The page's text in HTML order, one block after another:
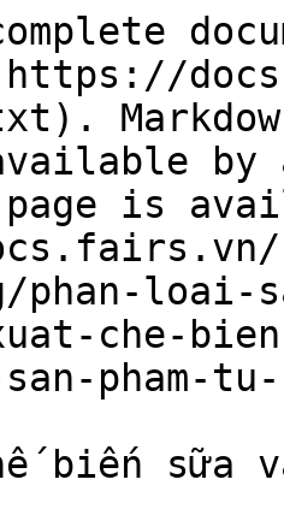
by
is
phan-loai-
che-
pham-
biến sữa